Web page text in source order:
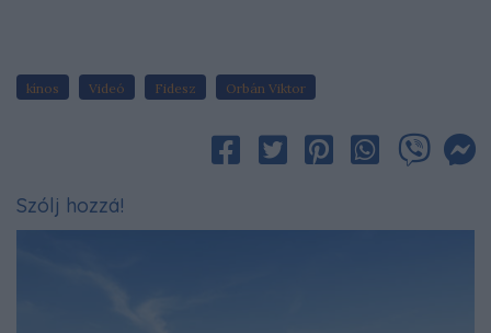
kínos Videó Fidesz Orbán Viktor
Szólj hozzá!